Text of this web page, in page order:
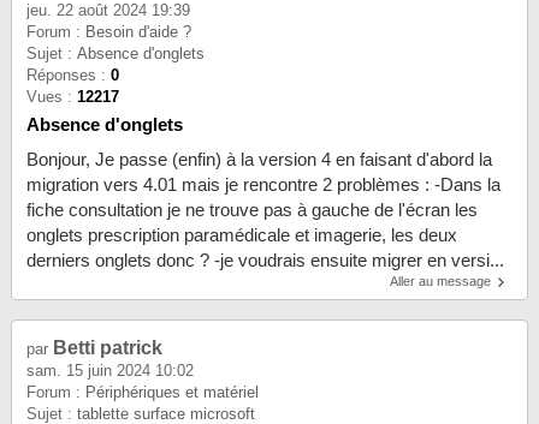
jeu. 22 août 2024 19:39
Forum : Besoin d'aide ?
Sujet : Absence d'onglets
Réponses : 0
Vues : 12217
Absence d'onglets
Bonjour, Je passe (enfin) à la version 4 en faisant d'abord la
migration vers 4.01 mais je rencontre 2 problèmes : -Dans la
fiche consultation je ne trouve pas à gauche de l'écran les
onglets prescription paramédicale et imagerie, les deux
derniers onglets donc ? -je voudrais ensuite migrer en versi...
Aller au message
par Betti patrick
sam. 15 juin 2024 10:02
Forum : Périphériques et matériel
Sujet : tablette surface microsoft